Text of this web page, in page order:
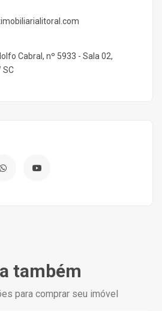
Cabral, nº 5933 - Sala 02,
SC
também
para comprar seu imóvel